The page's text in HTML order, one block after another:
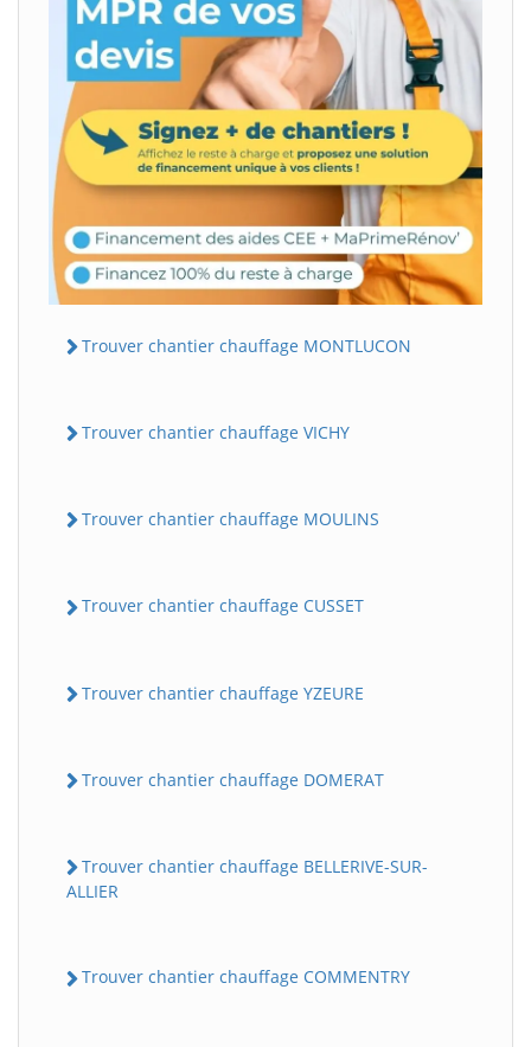
Trouver chantier chauffage MONTLUCON
Trouver chantier chauffage VICHY
Trouver chantier chauffage MOULINS
Trouver chantier chauffage CUSSET
Trouver chantier chauffage YZEURE
Trouver chantier chauffage DOMERAT
Trouver chantier chauffage BELLERIVE-SUR-
ALLIER
Trouver chantier chauffage COMMENTRY